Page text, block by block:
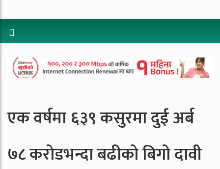
एक वर्षमा ६३९ कसुरमा दुई अर्ब
७८ करोडभन्दा बढीको बिगो दावी